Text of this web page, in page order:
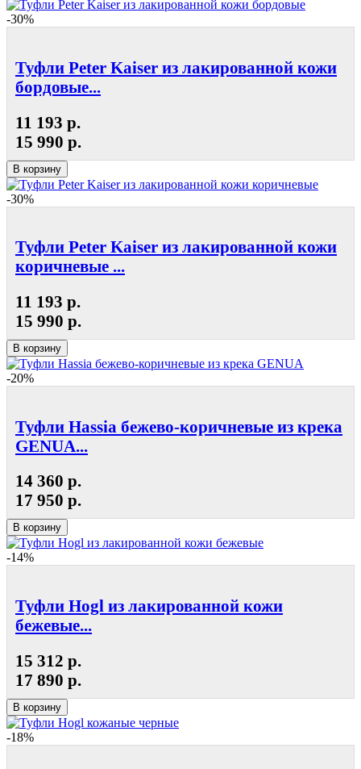
-30%
Туфли Peter Kaiser из лакированной кожи
бордовые...
11 193 р.
15 990 р.
В корзину
-30%
Туфли Peter Kaiser из лакированной кожи
коричневые ...
11 193 р.
15 990 р.
В корзину
-20%
Туфли Hassia бежево-коричневые из крека
GENUA...
14 360 р.
17 950 р.
В корзину
-14%
Туфли Hogl из лакированной кожи
бежевые...
15 312 р.
17 890 р.
В корзину
-18%